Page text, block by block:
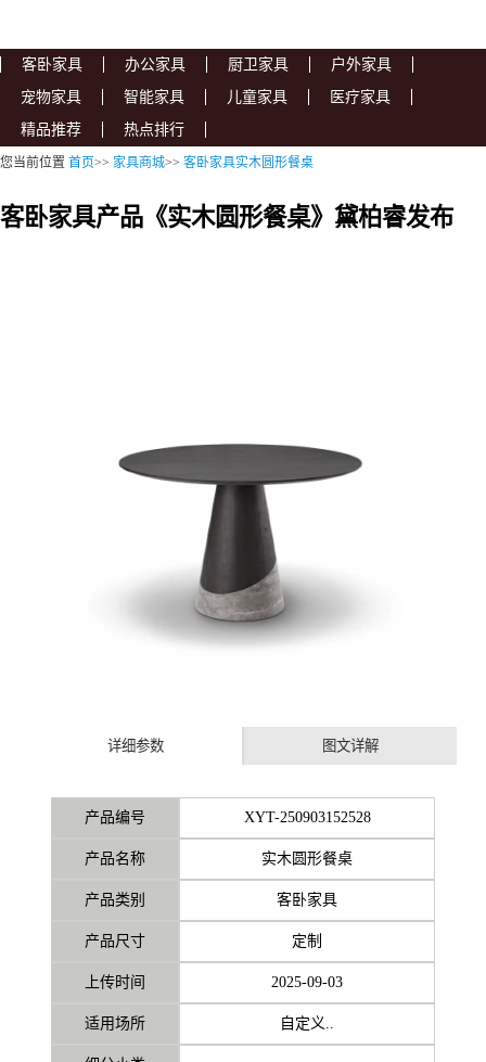
客卧家具 办公家具 厨卫家具
户外家具
宠物家具
智能家具 儿童家具
医疗家具
精品推荐
热点排行
您当前位置 首页>> 家具商城>> 客卧家具实木圆形餐桌
客卧家具产品《实木圆形餐桌》黛柏睿发布
详细参数 图文详解
产品编号 XYT-250903152528
产品名称 实木圆形餐桌
产品类别 客卧家具
产品尺寸 定制
上传时间 2025-09-03
适用场所 自定义..